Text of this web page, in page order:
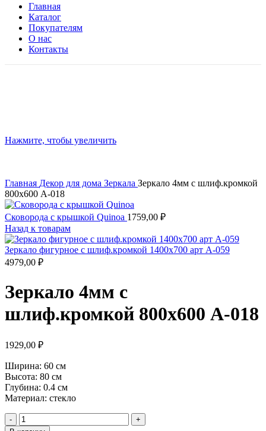
Главная
Каталог
Покупателям
О нас
Контакты
Нажмите, чтобы увеличить
Главная Декор для дома Зеркала Зеркало 4мм с шлиф.кромкой
800х600 А-018
Сковорода с крышкой Quinoa 1759,00 ₽
Назад к товарам
Зеркало фигурное с шлиф.кромкой 1400х700 арт А-059
4979,00 ₽
Зеркало 4мм с
шлиф.кромкой 800х600 А-018
1929,00 ₽
Ширина: 60 см
Высота: 80 см
Глубина: 0.4 см
Материал: стекло
Количество
товара